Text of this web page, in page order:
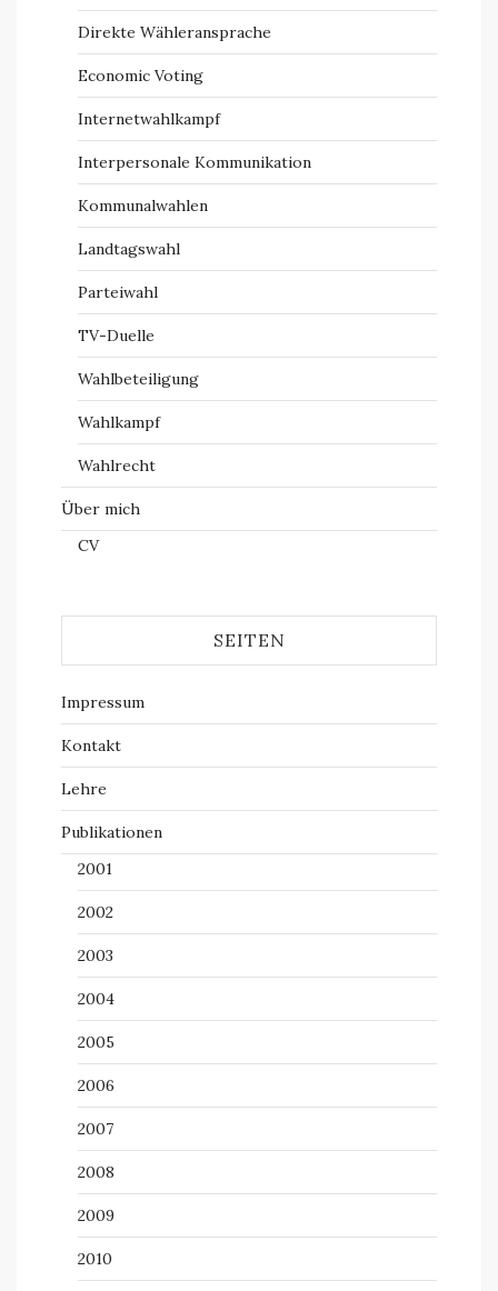
Direkte Wähleransprache
Economic Voting
Internetwahlkampf
Interpersonale Kommunikation
Kommunalwahlen
Landtagswahl
Parteiwahl
TV-Duelle
Wahlbeteiligung
Wahlkampf
Wahlrecht
Über mich
CV
SEITEN
Impressum
Kontakt
Lehre
Publikationen
2001
2002
2003
2004
2005
2006
2007
2008
2009
2010